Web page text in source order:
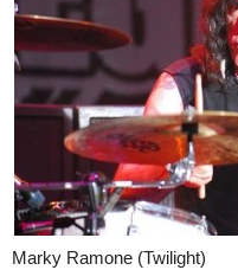
Marky Ramone (Twilight)